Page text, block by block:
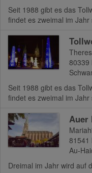
Seit 1988 gibt es das
findet es zweimal im
80339
Seit 1988 gibt es das
findet es zweimal im
Auer
81541
Au-
Dreimal im Jahr wird auf